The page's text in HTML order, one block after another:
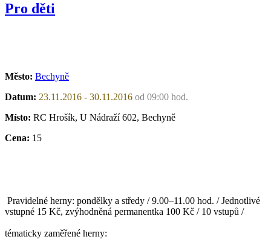
Pro děti
Město: Bechyně
Datum: 23.11.2016 - 30.11.2016 od 09:00 hod.
Místo: RC Hrošík, U Nádraží 602, Bechyně
Cena: 15
Pravidelné herny: pondělky a středy / 9.00–11.00 hod. / Jednotlivé
vstupné 15 Kč, zvýhodněná permanentka 100 Kč / 10 vstupů /
tématicky zaměřené herny: